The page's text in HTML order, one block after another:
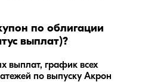
по облигации
выплат)?
выплат, график всех
по выпуску Акрон